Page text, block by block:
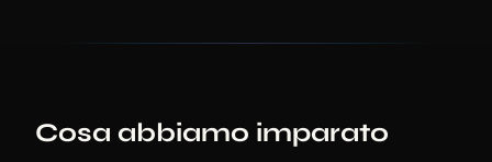
Cosa abbiamo imparato